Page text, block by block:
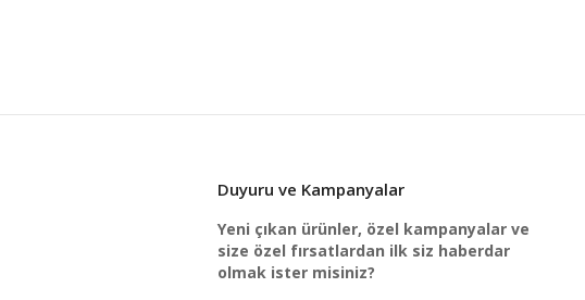
Duyuru ve Kampanyalar
Yeni çıkan ürünler, özel kampanyalar ve
size özel fırsatlardan ilk siz haberdar
olmak ister misiniz?